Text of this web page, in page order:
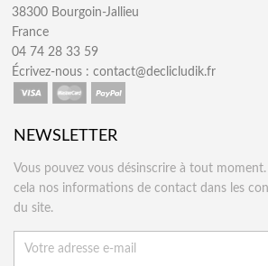
38300 Bourgoin-Jallieu
France
04 74 28 33 59
Écrivez-nous :contact@declicludik.fr
NEWSLETTER
Vous pouvez vous désinscrire à tout
cela nos informations de contact dans les
du site.